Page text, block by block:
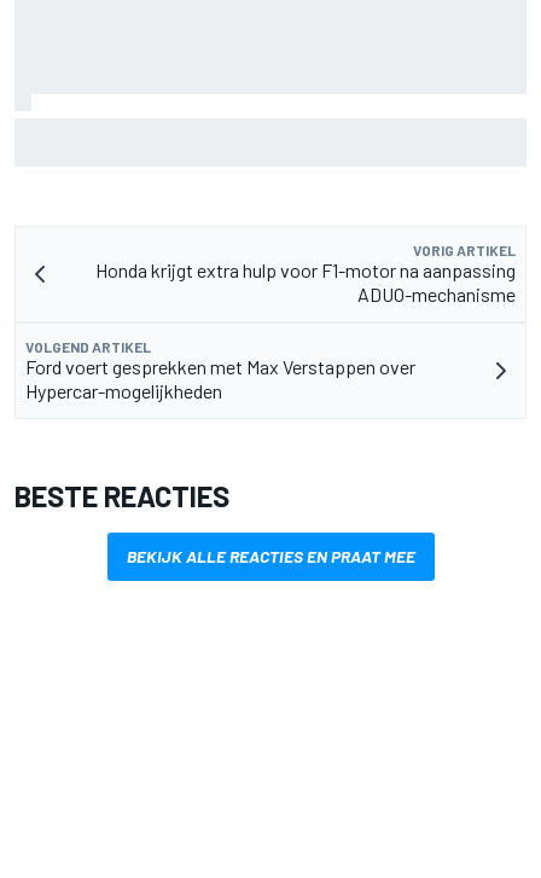
VORIG ARTIKEL
Honda krijgt extra hulp voor F1-motor na aanpassing
ADUO-mechanisme
VOLGEND ARTIKEL
Ford voert gesprekken met Max Verstappen over
Hypercar-mogelijkheden
BESTE REACTIES
BEKIJK ALLE REACTIES EN PRAAT MEE